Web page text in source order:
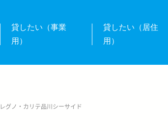
貸したい（事業
用）
貸したい（居住
用）
レグノ・カリテ品川シーサイド